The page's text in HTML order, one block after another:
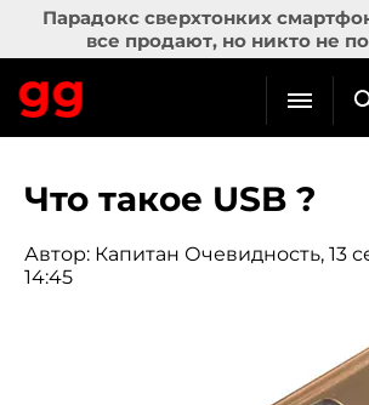
Парадокс сверхтонких
все продают, но никто не
Что такое USB ?
Автор: Капитан Очевидность, 13
14:45